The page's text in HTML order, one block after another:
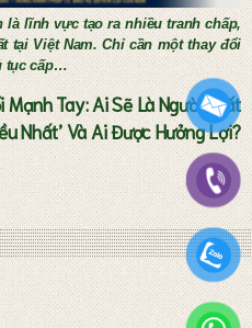
doanh nghiệp
là lĩnh vực tạo ra nhiều tranh chấp,
tại Việt Nam. Chỉ cần một thay đổi
tục cấp…
Tay: Ai Sẽ Là Người ‘Mất
Nhất’ Và Ai Được Hưởng Lợi?